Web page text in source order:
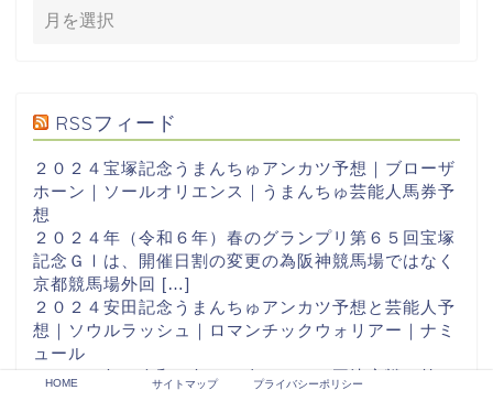
RSSフィード
２０２４宝塚記念うまんちゅアンカツ予想｜ブローザ
ホーン｜ソールオリエンス｜うまんちゅ芸能人馬券予
想
２０２４年（令和６年）春のグランプリ第６５回宝塚
記念ＧⅠは、開催日割の変更の為阪神競馬場ではなく
京都競馬場外回 […]
２０２４安田記念うまんちゅアンカツ予想と芸能人予
想｜ソウルラッシュ｜ロマンチックウォリアー｜ナミ
ュール
２０２４年（令和６年）の春のマイル王決定戦、第７
HOME サイトマップ プライバシーポリシー